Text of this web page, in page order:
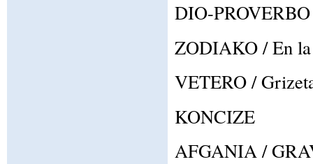
DIO-PROVERBO
ZODIAKO / En la
VETERO /
KONCIZE
AFGANIA /